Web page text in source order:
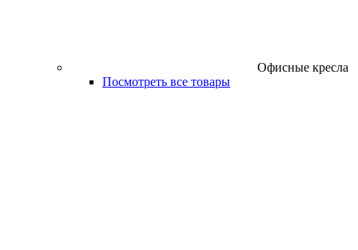
Офисные кресла
Посмотреть все товары